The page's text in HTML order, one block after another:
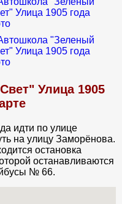
Улица 1905
идти по улице
на улицу Заморёнова.
остановка
останавливаются
№ 66.